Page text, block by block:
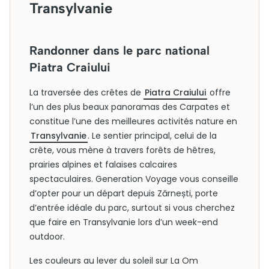
Transylvanie
Randonner dans le parc national
Piatra Craiului
La traversée des crêtes de Piatra Craiului offre
l’un des plus beaux panoramas des Carpates et
constitue l’une des meilleures activités nature en
Transylvanie. Le sentier principal, celui de la
crête, vous mène à travers forêts de hêtres,
prairies alpines et falaises calcaires
spectaculaires. Generation Voyage vous conseille
d’opter pour un départ depuis Zărnești, porte
d’entrée idéale du parc, surtout si vous cherchez
que faire en Transylvanie lors d’un week-end
outdoor.
Les couleurs au lever du soleil sur La Om